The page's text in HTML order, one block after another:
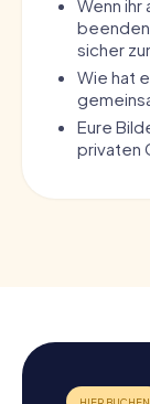
Wenn
sicher
Wie hat
Eure
privaten